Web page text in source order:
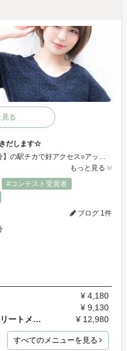
見る
だします☆
【福井鉄道福武線鳥羽中駅より徒歩4分】の駅チカで好アクセス○アットホームな雰囲気であたたかい【L+ Hair make】気さくで親切なスタッフが笑顔でお迎えいたします。もちろん綺麗になることプラスお客様の生活が笑顔で溢れるようにサロンにいる時間もくつろいでいただけます。
もっと見る
#コンテスト受賞者
ブログ 1件
¥ 4,180
¥ 9,130
デジタルケアパーマ(カットとトリートメント込み)
¥ 12,980
すべてのメニューを見る